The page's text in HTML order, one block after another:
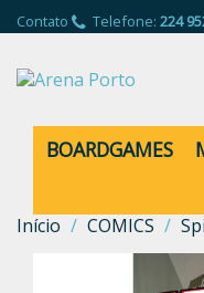
Contato Telefone: 224
BOARDGAMES
Início COMICS